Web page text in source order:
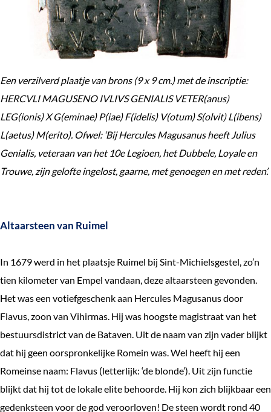
Een verzilverd plaatje van brons (9 x 9 cm.) met de inscriptie:
HERCVLI MAGUSENO IVLIVS GENIALIS VETER(anus)
LEG(ionis) X G(eminae) P(iae) F(idelis) V(otum) S(olvit) L(ibens)
L(aetus) M(erito). Ofwel: ‘Bij Hercules Magusanus heeft Julius
Genialis, veteraan van het 10e Legioen, het Dubbele, Loyale en
Trouwe, zijn gelofte ingelost, gaarne, met genoegen en met reden’.
Altaarsteen van Ruimel
In 1679 werd in het plaatsje Ruimel bij Sint-Michielsgestel, zo’n
tien kilometer van Empel vandaan, deze altaarsteen gevonden.
Het was een votiefgeschenk aan Hercules Magusanus door
Flavus, zoon van Vihirmas. Hij was hoogste magistraat van het
bestuursdistrict van de Bataven. Uit de naam van zijn vader blijkt
dat hij geen oorspronkelijke Romein was. Wel heeft hij een
Romeinse naam: Flavus (letterlijk: ‘de blonde’). Uit zijn functie
blijkt dat hij tot de lokale elite behoorde. Hij kon zich blijkbaar een
gedenksteen voor de god veroorloven! De steen wordt rond 40